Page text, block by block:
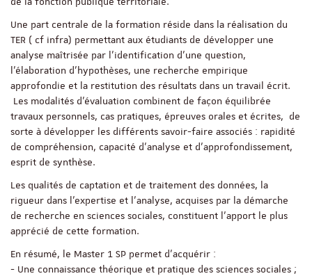
Une part centrale de la formation réside dans la réalisation du
TER ( cf infra) permettant aux étudiants de développer une
analyse maîtrisée par l'identification d'une question,
l'élaboration d'hypothèses, une recherche empirique
approfondie et la restitution des résultats dans un travail écrit.
Les modalités d’évaluation combinent de façon équilibrée
travaux personnels, cas pratiques, épreuves orales et écrites, de
sorte à développer les différents savoir-faire associés : rapidité
de compréhension, capacité d’analyse et d’approfondissement,
esprit de synthèse.
Les qualités de captation et de traitement des données, la
rigueur dans l’expertise et l’analyse, acquises par la démarche
de recherche en sciences sociales, constituent l’apport le plus
apprécié de cette formation.
En résumé, le Master 1 SP permet d’acquérir :
- Une connaissance théorique et pratique des sciences sociales ;